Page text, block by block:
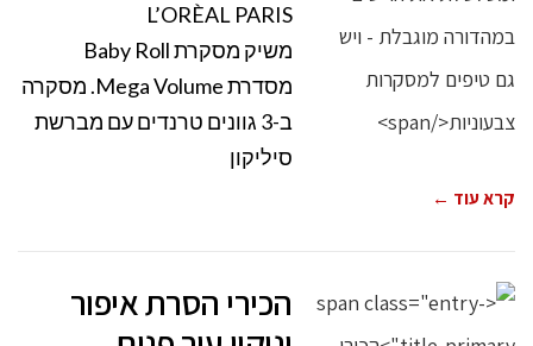
L’ORÈAL PARIS
משיק מסקרת Baby Roll
מסדרת Mega Volume. מסקרה
ב-3 גוונים טרנדים עם מברשת
סיליקון
קרא עוד ←
הכירי הסרת איפור